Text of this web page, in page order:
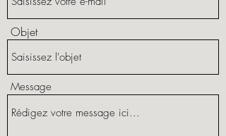
Objet
Message